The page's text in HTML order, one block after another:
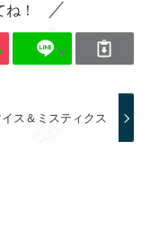
！
イス＆ミスティクス